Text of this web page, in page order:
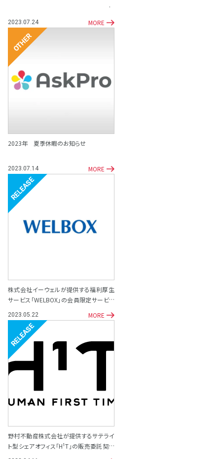
2023.07.24 MORE
その他
2023年 夏季休暇のお知らせ
2023.07.14 MORE
リリース
株式会社イーウェルが提供する福利厚生
サービス「WELBOX」の会員限定サービス
2023.05.22 MORE
リリース
野村不動産株式会社が提供するサテライ
ト型シェアオフィス「H¹T」の販売委託契約